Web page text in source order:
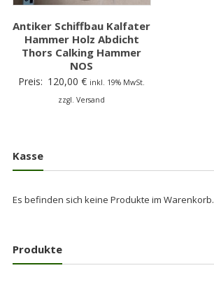
Antiker Schiffbau Kalfater
Hammer Holz Abdicht
Thors Calking Hammer
NOS
Preis: 120,00€ inkl. 19% MwSt.
zzgl. Versand
Kasse
Es befinden sich keine Produkte im Warenkorb.
Produkte